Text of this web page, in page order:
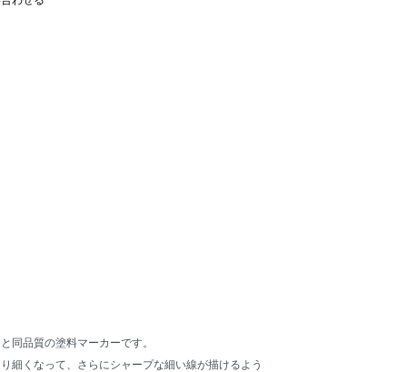
同品質の塗料マーカーです。
細くなって、さらにシャープな細い線が描けるよう